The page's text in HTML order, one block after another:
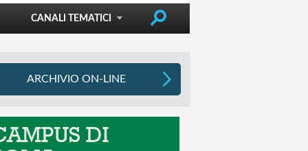
CANALI TEMATICI
ARCHIVIO ON-LINE